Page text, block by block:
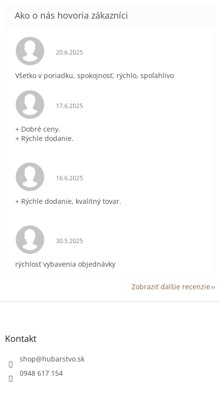
Hodnotenie obchodu je 5 z 5 hviezdičiek.
20.6.2025
Všetko v poriadku, spokojnosť, rýchlo, spoľahlivo
Hodnotenie obchodu je 5 z 5 hviezdičiek.
17.6.2025
+ Dobré ceny.
+ Rýchle dodanie.
Hodnotenie obchodu je 5 z 5 hviezdičiek.
16.6.2025
+ Rýchle dodanie, kvalitný tovar.
Hodnotenie obchodu je 5 z 5 hviezdičiek.
30.5.2025
rýchlosť vybavenia objednávky
Zobraziť ďalšie recenzie
Z
Kontakt
shop@hubarstvo.sk
0948 617 154